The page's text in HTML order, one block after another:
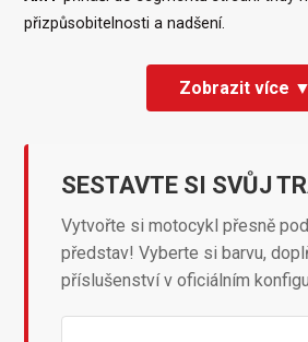
přizpůsobitelnosti a nadšení.
Zobrazit více ▼
SESTAVTE SI SVŮJ
Vytvořte si motocykl přesně
představ! Vyberte si barvu,
příslušenství v oficiálním